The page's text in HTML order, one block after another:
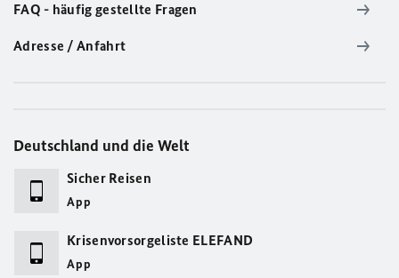
FAQ - häufig gestellte Fragen
Adresse / Anfahrt
Deutschland und die Welt
Sicher Reisen
App
Krisenvorsorgeliste ELEFAND
App